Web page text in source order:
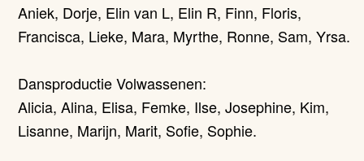
Aniek, Dorje, Elin van L, Elin R, Finn, Floris,
Francisca, Lieke, Mara, Myrthe, Ronne, Sam, Yrsa.
Dansproductie Volwassenen:
Alicia, Alina, Elisa, Femke, Ilse, Josephine, Kim,
Lisanne, Marijn, Marit, Sofie, Sophie.